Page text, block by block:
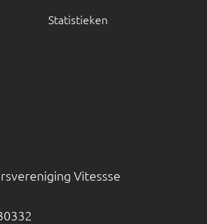
Statistieken
Vitessse